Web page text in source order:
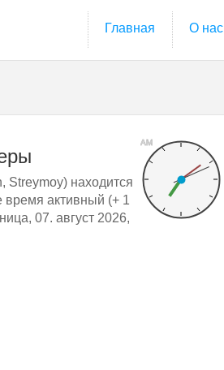
Главная О нас
AM
Streymoy) находится
время активный (+ 1
07. август 2026,